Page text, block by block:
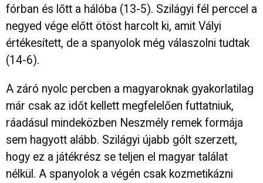
fórban és lőtt a hálóba (13-5). Szilágyi fél perccel a
negyed vége előtt ötöst harcolt ki, amit Vályi
értékesített, de a spanyolok még válaszolni tudtak
(14-6).
A záró nyolc percben a magyaroknak gyakorlatilag
már csak az időt kellett megfelelően futtatniuk,
ráadásul mindeközben Neszmély remek formája
sem hagyott alább. Szilágyi újabb gólt szerzett,
hogy ez a játékrész se teljen el magyar találat
nélkül. A spanyolok a végén csak kozmetikázni